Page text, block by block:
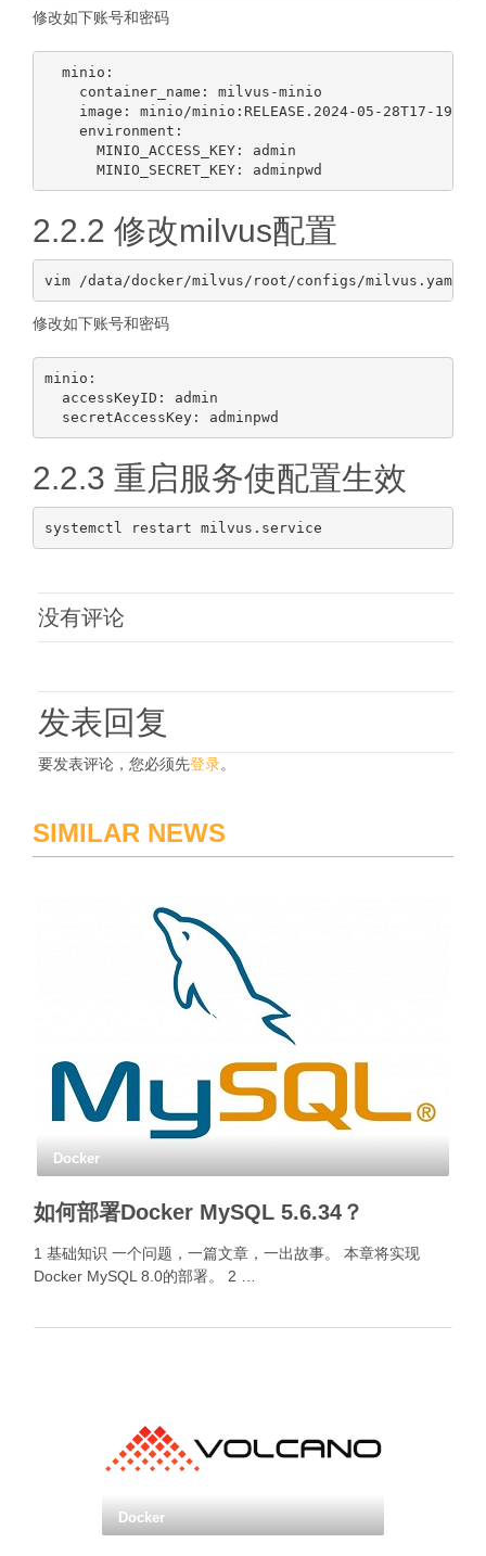
修改如下账号和密码
  minio:
    container_name: milvus-minio
    image: minio/minio:RELEASE.2024-05-28T17-19-04Z
    environment:
      MINIO_ACCESS_KEY: admin
2.2.2 修改milvus配置
修改如下账号和密码
minio:
  accessKeyID: admin
2.2.3 重启服务使配置生效
没有评论
发表回复
要发表评论，您必须先登录。
SIMILAR NEWS
Docker
如何部署Docker MySQL 5.6.34？
1 基础知识 一个问题，一篇文章，一出故事。 本章将实现
Docker MySQL 8.0的部署。 2 …
Docker